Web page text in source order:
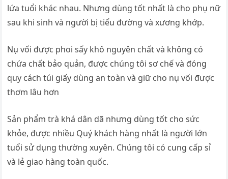
lứa tuổi khác nhau. Nhưng dùng tốt nhất là cho phụ nữ
sau khi sinh và người bị tiểu đường và xương khớp.
Nụ vối được phoi sấy khô nguyên chất và không có
chứa chất bảo quản, được chúng tôi sơ chế và đóng
quy cách túi giấy dùng an toàn và giữ cho nụ vối được
thơm lâu hơn
Sản phẩm trà khá dân dã nhưng dùng tốt cho sức
khỏe, được nhiều Quý khách hàng nhất là người lớn
tuổi sử dụng thường xuyên. Chúng tôi có cung cấp sỉ
và lẻ giao hàng toàn quốc.